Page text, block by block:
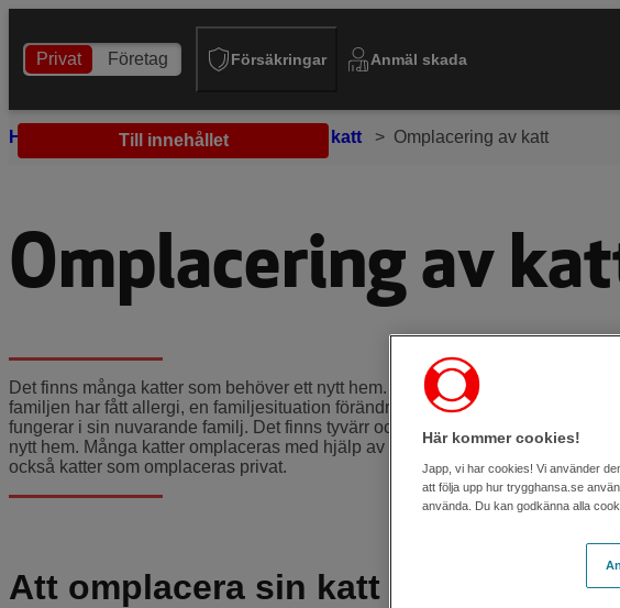
Till innehållet
Privat Företag Försäkringar Anmäl skada
Hem Tips och råd Katt Köpa katt Omplacering av katt
Omplacering av
Det finns många katter som behöver ett nytt hem. Anledningarna kan vara
familjen har fått allergi, en familjesituation förändras eller att katten av någon
fungerar i sin nuvarande familj. Det finns tyvärr också katter som blir övergivna
nytt hem. Många katter omplaceras med hjälp av ett katthem eller en
också katter som omplaceras privat.
Att omplacera sin katt
Här kommer cookies!
Japp, vi har cookies! Vi använder
att följa upp hur trygghansa.se
använda. Du kan godkänna alla